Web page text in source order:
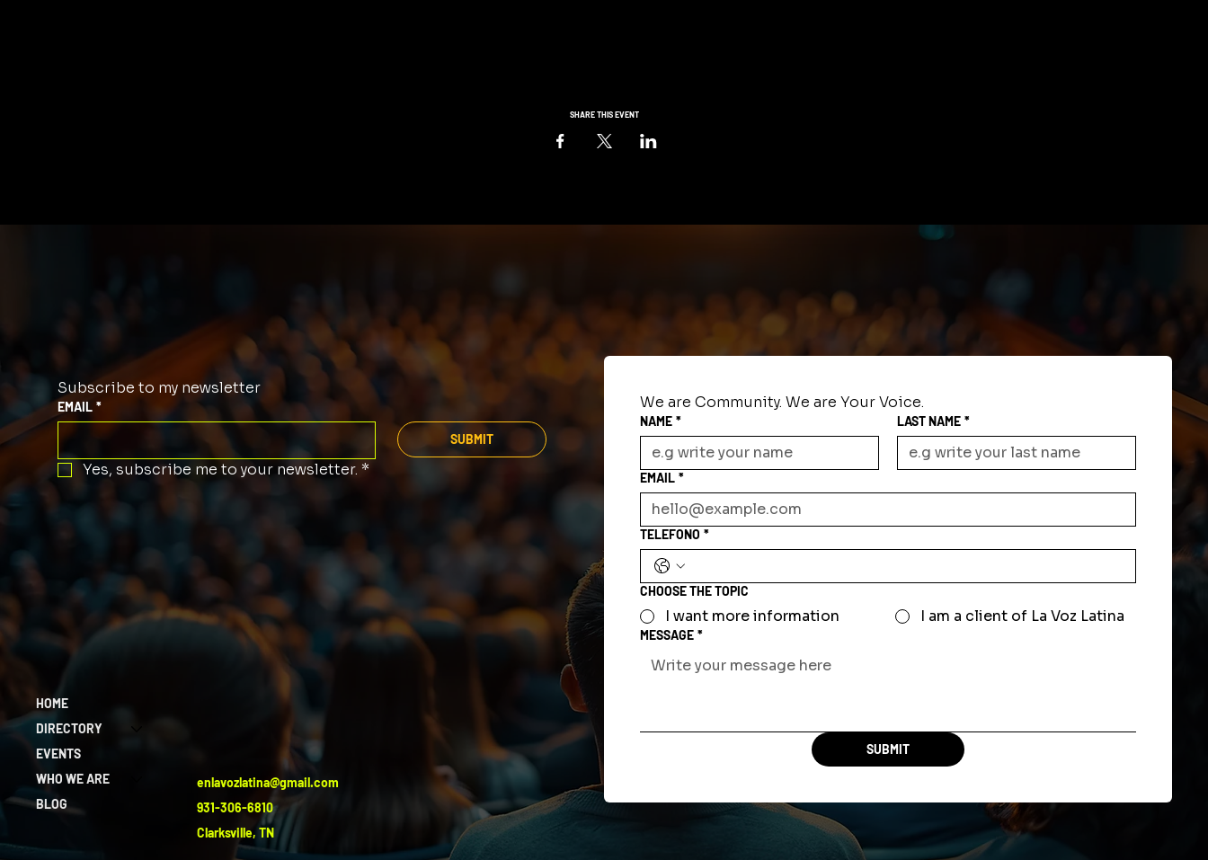
SHARE THIS EVENT
Subscribe to my newsletter
EMAIL *
SUBMIT
Yes, subscribe me to your newsletter. *
We are Community. We are Your Voice.
NAME * LAST NAME *
EMAIL *
TELEFONO *
CHOOSE THE TOPIC
I want more information I am a client of La Voz Latina
MESSAGE *
SUBMIT
HOME
DIRECTORY
EVENTS
WHO WE ARE
BLOG
enlavozlatina@gmail.com
931-306-6810
Clarksville, TN